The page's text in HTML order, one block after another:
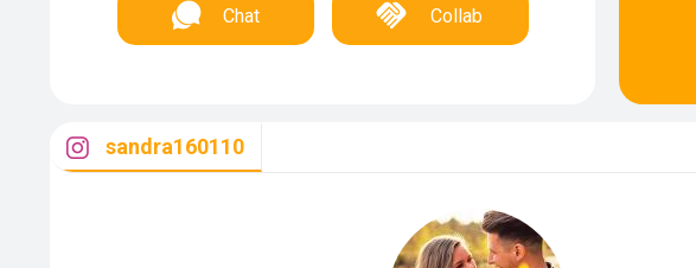
Chat Collab
sandra160110